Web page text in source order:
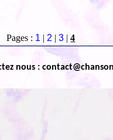
Pages : 1 | 2 |3 |4
nous :